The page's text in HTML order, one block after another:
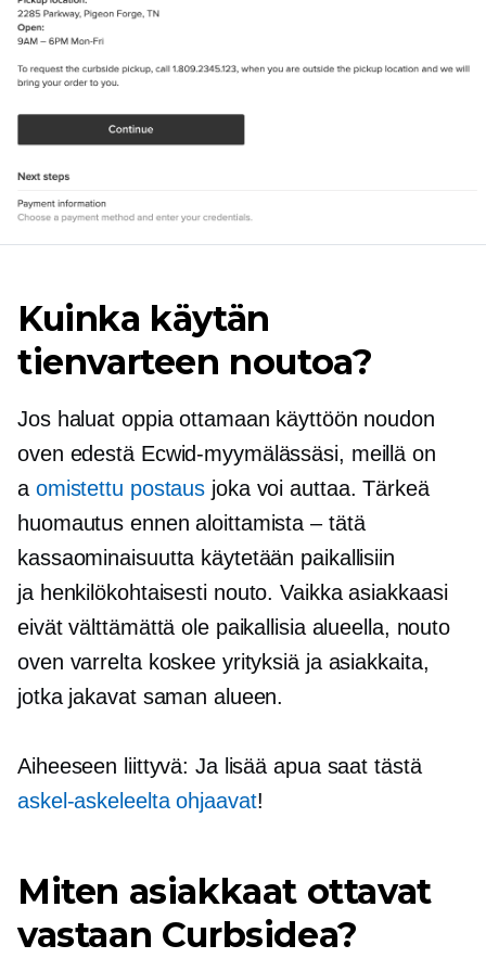
Kuinka käytän
tienvarteen noutoa?
Jos haluat oppia ottamaan käyttöön noudon
oven edestä Ecwid-myymälässäsi, meillä on
a omistettu postaus joka voi auttaa. Tärkeä
huomautus ennen aloittamista – tätä
kassaominaisuutta käytetään paikallisiin
ja henkilökohtaisestinouto. Vaikka asiakkaasi
eivät välttämättä ole paikallisia alueella, nouto
oven varrelta koskee yrityksiä ja asiakkaita,
jotka jakavat saman alueen.
Aiheeseen liittyvä: Ja lisää apua saat tästä
askel-askeleeltaohjaavat!
Miten asiakkaat ottavat
vastaan ​​Curbsidea?